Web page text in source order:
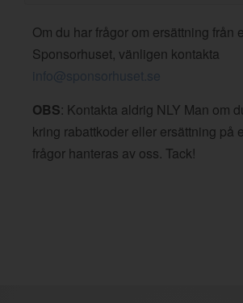
Om du har frågor om ersättning från
Sponsorhuset, vänligen kontakta
info@sponsorhuset.se
OBS: Kontakta aldrig NLY Man om
kring rabattkoder eller ersättning på
frågor hanteras av oss. Tack!